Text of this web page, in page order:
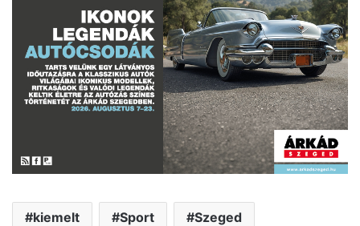
kiemelt Sport Szeged